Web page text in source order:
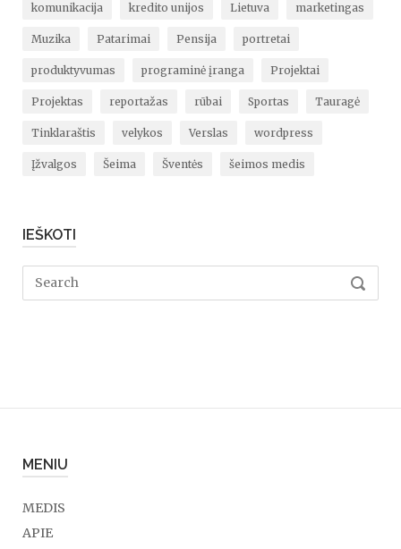
komunikacija kredito unijos Lietuva marketingas
Muzika Patarimai Pensija portretai
produktyvumas programinė įranga Projektai
Projektas reportažas rūbai Sportas Tauragė
Tinklaraštis velykos Verslas wordpress
Įžvalgos Šeima Šventės šeimos medis
IEŠKOTI
Search
MENIU
MEDIS
APIE